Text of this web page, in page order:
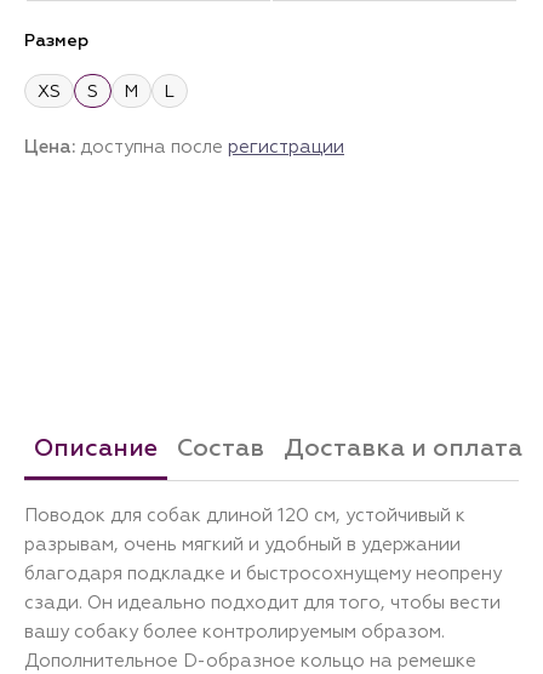
Размер
XS S M L
Цена: доступна после регистрации
Описание Состав Доставка и оплата
Поводок для собак длиной 120 см, устойчивый к
разрывам, очень мягкий и удобный в удержании
благодаря подкладке и быстросохнущему неопрену
сзади. Он идеально подходит для того, чтобы вести
вашу собаку более контролируемым образом.
Дополнительное D-образное кольцо на ремешке